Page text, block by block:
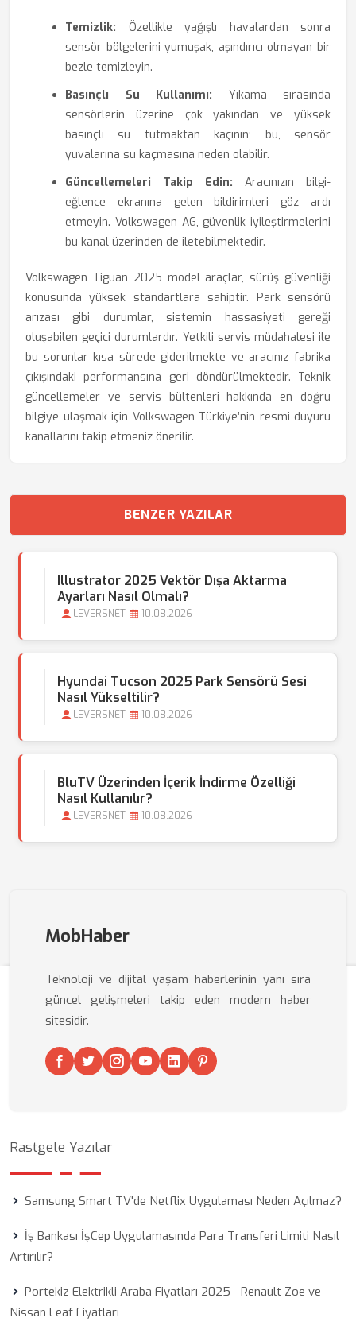
Temizlik: Özellikle yağışlı havalardan sonra
sensör bölgelerini yumuşak, aşındırıcı olmayan bir
bezle temizleyin.
Basınçlı Su Kullanımı: Yıkama sırasında
sensörlerin üzerine çok yakından ve yüksek
basınçlı su tutmaktan kaçının; bu, sensör
yuvalarına su kaçmasına neden olabilir.
Güncellemeleri Takip Edin: Aracınızın bilgi-
eğlence ekranına gelen bildirimleri göz ardı
etmeyin. Volkswagen AG, güvenlik iyileştirmelerini
bu kanal üzerinden de iletebilmektedir.
Volkswagen Tiguan 2025 model araçlar, sürüş güvenliği
konusunda yüksek standartlara sahiptir. Park sensörü
arızası gibi durumlar, sistemin hassasiyeti gereği
oluşabilen geçici durumlardır. Yetkili servis müdahalesi ile
bu sorunlar kısa sürede giderilmekte ve aracınız fabrika
çıkışındaki performansına geri döndürülmektedir. Teknik
güncellemeler ve servis bültenleri hakkında en doğru
bilgiye ulaşmak için Volkswagen Türkiye’nin resmi duyuru
kanallarını takip etmeniz önerilir.
BENZER YAZILAR
Illustrator 2025 Vektör Dışa Aktarma
Ayarları Nasıl Olmalı?
LEVERSNET 10.08.2026
Hyundai Tucson 2025 Park Sensörü Sesi
Nasıl Yükseltilir?
LEVERSNET 10.08.2026
BluTV Üzerinden İçerik İndirme Özelliği
Nasıl Kullanılır?
LEVERSNET 10.08.2026
MobHaber
Teknoloji ve dijital yaşam haberlerinin yanı sıra
güncel gelişmeleri takip eden modern haber
sitesidir.
Rastgele Yazılar
Samsung Smart TV'de Netflix Uygulaması Neden Açılmaz?
İş Bankası İşCep Uygulamasında Para Transferi Limiti Nasıl
Artırılır?
Portekiz Elektrikli Araba Fiyatları 2025 - Renault Zoe ve
Nissan Leaf Fiyatları